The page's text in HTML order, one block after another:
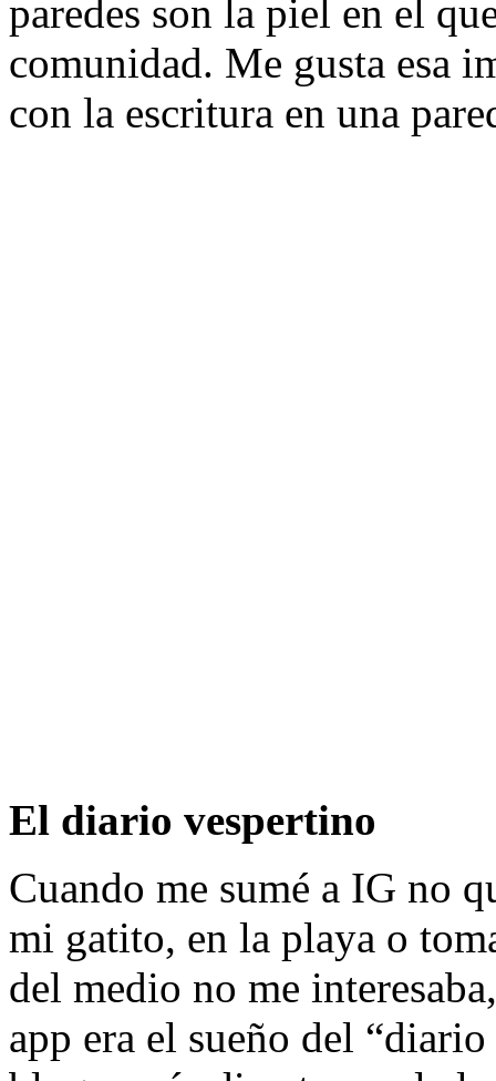
paredes son la piel en el
comunidad. Me gusta esa
con la escritura en una
El diario vespertino
Cuando me sumé a IG no
mi gatito, en la playa o
del medio no me
app era el sueño del